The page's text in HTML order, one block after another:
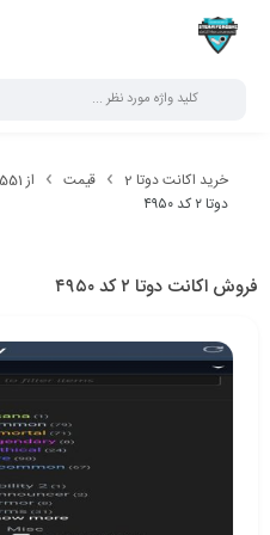
خرید اکانت دوتا 2 قیمت از 551 تا 600 هزار تومان
دوتا ۲ کد ۴۹۵۰
فروش اکانت دوتا ۲ کد ۴۹۵۰